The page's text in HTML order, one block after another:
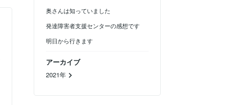
奥さんは知っていました
発達障害者支援センターの感想です
明日から行きます
アーカイブ
2021年